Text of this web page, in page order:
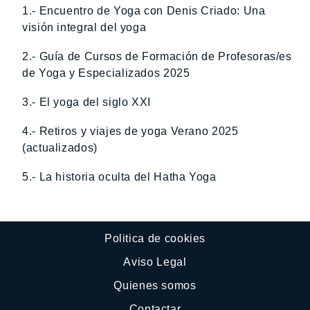
1.- Encuentro de Yoga con Denis Criado: Una
visión integral del yoga
2.- Guía de Cursos de Formación de Profesoras/es
de Yoga y Especializados 2025
3.- El yoga del siglo XXI
4.- Retiros y viajes de yoga Verano 2025
(actualizados)
5.- La historia oculta del Hatha Yoga
Politica de cookies
Aviso Legal
Quienes somos